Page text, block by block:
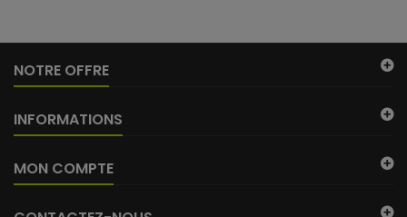
NOTRE OFFRE
INFORMATIONS
MON COMPTE